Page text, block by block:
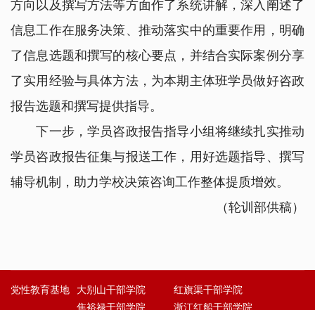
方向以及撰写方法等方面作了系统讲解，深入阐述了
信息工作在服务决策、推动落实中的重要作用，明确
了信息选题和撰写的核心要点，并结合实际案例分享
了实用经验与具体方法，为本期主体班学员做好咨政
报告选题和撰写提供指导。
下一步，学员咨政报告指导小组将继续扎实推动
学员咨政报告征集与报送工作，用好选题指导、撰写
辅导机制，助力学校决策咨询工作整体提质增效。
（轮训部供稿）
党性教育基地 大别山干部学院
红旗渠干部学院
焦裕禄干部学院
浙江红船干部学院